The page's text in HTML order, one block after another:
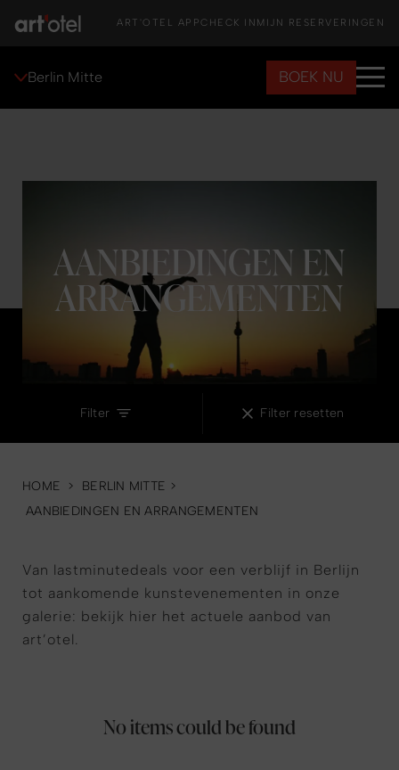
ART'OTEL APPCHECK IN MIJN RESERVERINGEN
Berlin Mitte BOEK NU
AANBIEDINGEN EN
ARRANGEMENTEN
Filter Filter resetten
HOME > BERLIN MITTE >
AANBIEDINGEN EN ARRANGEMENTEN
Van lastminutedeals voor een verblijf in Berlijn
tot aankomende kunstevenementen in onze
galerie: bekijk hier het actuele aanbod van
art’otel.
No items could be found